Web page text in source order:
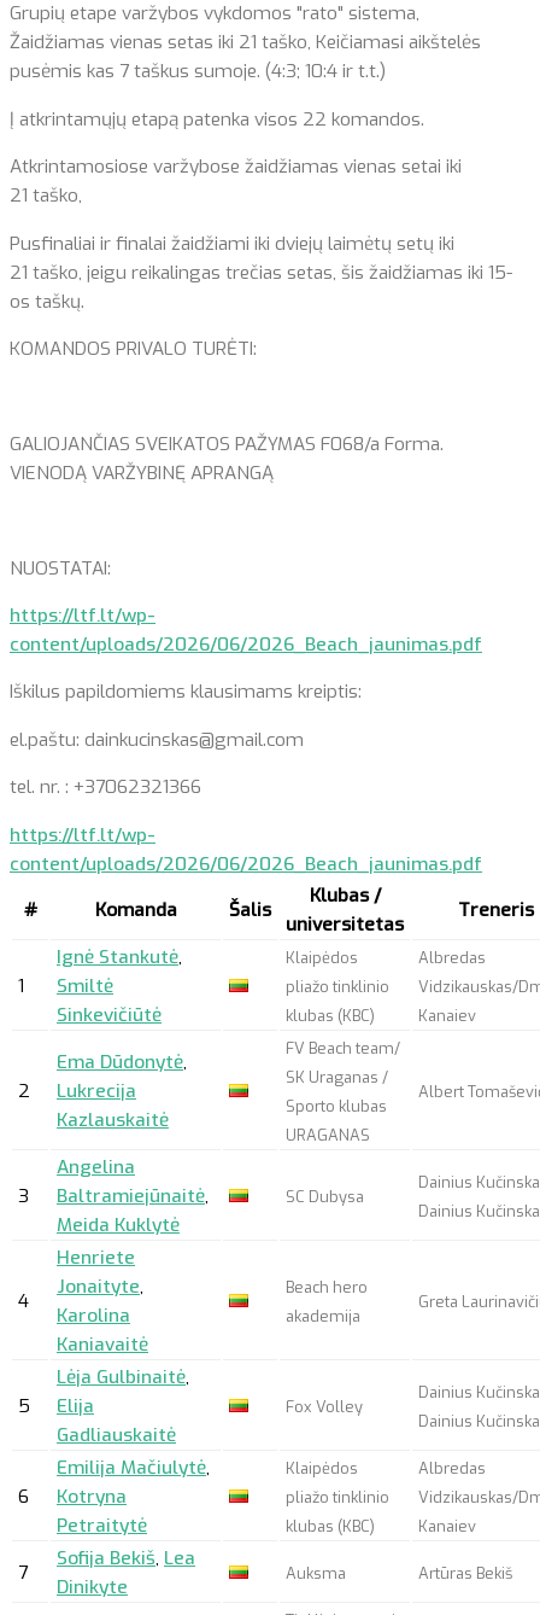
Grupių etape varžybos vykdomos "rato" sistema,
Žaidžiamas vienas setas iki 21 taško, Keičiamasi aikštelės
pusėmis kas 7 taškus sumoje. (4:3; 10:4 ir t.t.)
Į atkrintamųjų etapą patenka visos 22 komandos.
Atkrintamosiose varžybose žaidžiamas vienas setai iki
21 taško,
Pusfinaliai ir finalai žaidžiami iki dviejų laimėtų setų iki
21 taško, jeigu reikalingas trečias setas, šis žaidžiamas iki 15-
os taškų.
KOMANDOS PRIVALO TURĖTI:
GALIOJANČIAS SVEIKATOS PAŽYMAS F068/a Forma.
VIENODĄ VARŽYBINĘ APRANGĄ
NUOSTATAI:
https://ltf.lt/wp-
content/uploads/2026/06/2026_Beach_jaunimas.pdf
Iškilus papildomiems klausimams kreiptis:
el.paštu: dainkucinskas@gmail.com
tel. nr. : +37062321366
https://ltf.lt/wp-
content/uploads/2026/06/2026_Beach_jaunimas.pdf
#
Komanda Šalis
Klubas /
universitetas
Treneris
1
Ignė Stankutė,
Smiltė
Sinkevičiūtė
Klaipėdos
pliažo tinklinio
klubas (KBC)
Albredas
Vidzikauskas/
Kanaiev
2
Ema Dūdonytė,
Lukrecija
Kazlauskaitė
FV Beach team/
SK Uraganas /
Sporto klubas
URAGANAS
Albert
3
Angelina
Baltramiejūnaitė,
Meida Kuklytė
SC Dubysa
Dainius
Dainius
4
Henriete
Jonaityte,
Karolina
Kaniavaitė
Beach hero
akademija
Greta
5
Lėja Gulbinaitė,
Elija
Gadliauskaitė
Fox Volley
Dainius
Dainius
6
Emilija Mačiulytė,
Kotryna
Petraitytė
Klaipėdos
pliažo tinklinio
klubas (KBC)
Albredas
Vidzikauskas/
Kanaiev
7
Sofija Bekiš, Lea
Dinikyte
Auksma Artūras Bekiš